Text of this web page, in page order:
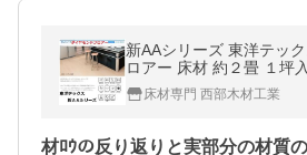
新AAシリーズ 東洋テッ
ロアー 床材 約２畳 １坪
03×1818mm 1ケース6枚
ーリング材 TOYOTEX
床材専門 西部木材工業